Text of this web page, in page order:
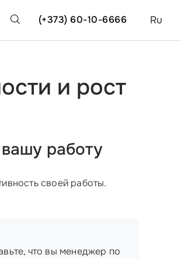
Ru
(+373) 60-10-6666
и рост
работу
своей работы.
что вы менеджер по